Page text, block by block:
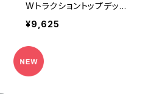
Wトラクショントップデッキ
ブラック KN-RDX02
¥9,625